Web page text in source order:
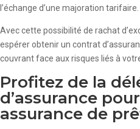
l’échange d’une majoration tarifaire.
Avec cette possibilité de rachat
espérer obtenir un contrat
couvrant face aux risques liés à
Profitez de la
d’assurance
assurance de